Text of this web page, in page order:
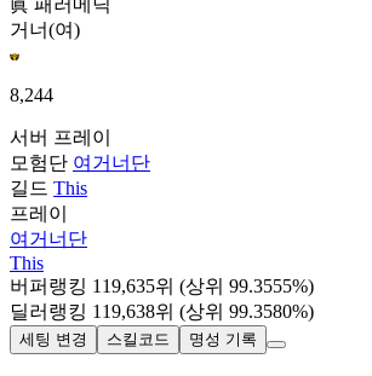
眞 패러메딕
거너(여)
8,244
서버 프레이
모험단 여거너단
길드 This
프레이
여거너단
This
버퍼랭킹 119,635위 (상위 99.3555%)
딜러랭킹 119,638위 (상위 99.3580%)
세팅 변경 스킬코드 명성 기록